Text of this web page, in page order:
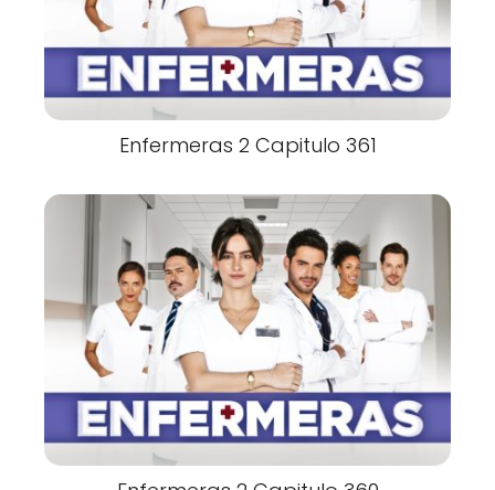
Enfermeras 2 Capitulo 361